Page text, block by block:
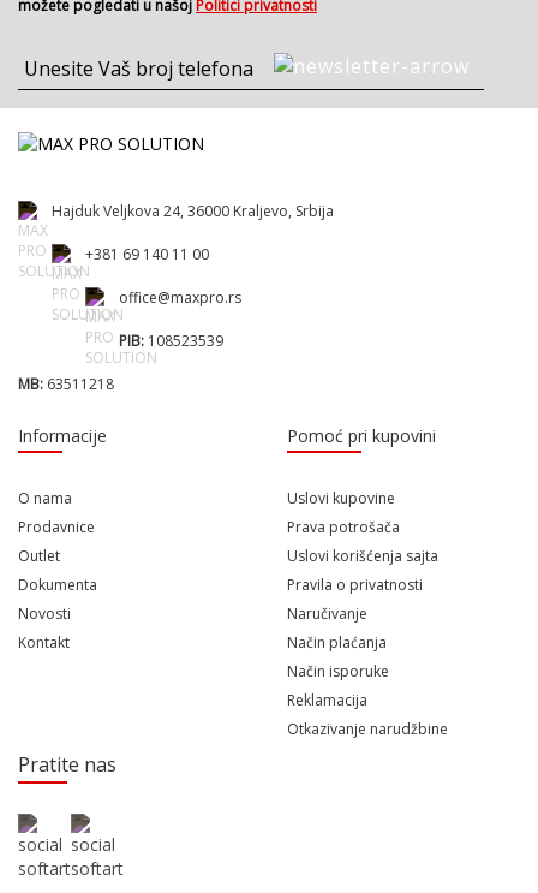
možete pogledati u našoj Politici privatnosti
Hajduk Veljkova 24, 36000 Kraljevo, Srbija
+381 69 140 11 00
office@maxpro.rs
PIB: 108523539
MB: 63511218
Informacije
O nama
Prodavnice
Outlet
Dokumenta
Novosti
Kontakt
Pomoć pri kupovini
Uslovi kupovine
Prava potrošača
Uslovi korišćenja sajta
Pravila o privatnosti
Naručivanje
Način plaćanja
Način isporuke
Reklamacija
Otkazivanje narudžbine
Pratite nas